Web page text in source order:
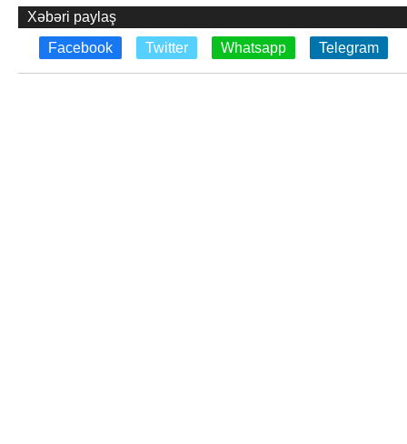
Xəbəri paylaş
Facebook
Twitter Whatsapp Telegram